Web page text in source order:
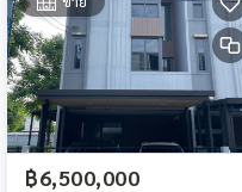
฿6,500,000